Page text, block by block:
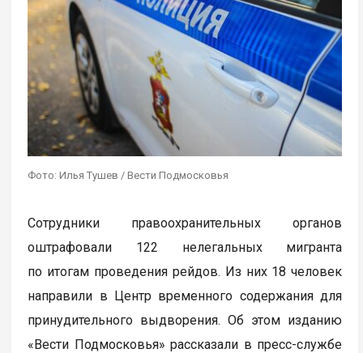
Фото: Илья Тушев / Вести Подмосковья
Сотрудники правоохранительных органов
оштрафовали 122 нелегальных мигранта
по итогам проведения рейдов. Из них 18 человек
направили в Центр временного содержания для
принудительного выдворения. Об этом изданию
«Вести Подмосковья» рассказали в пресс-службе